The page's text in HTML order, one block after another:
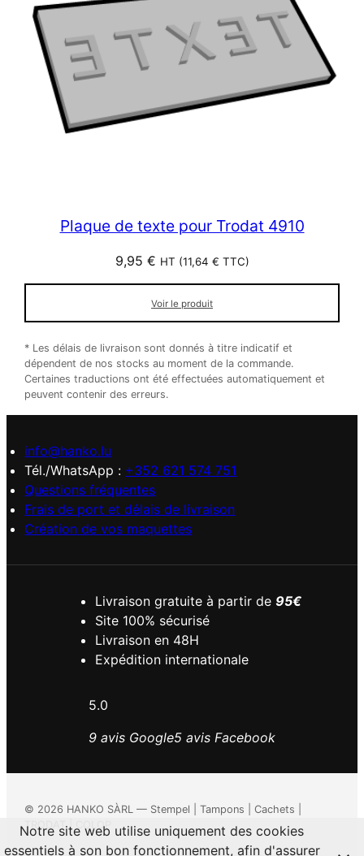
Plaque de texte pour Trodat 4910
9,95 € HT (11,64 € TTC)
Voir le produit
* Les délais de livraison sont donnés à titre indicatif et
dépendent de nos stocks au moment de la commande.
Certaines traductions ont été effectuées automatiquement et
peuvent contenir des erreurs.
info@hanko.lu
Tél./WhatsApp : +352 621 574 751
Questions fréquentes
Frais de port et délais de livraison
Création de vos maquettes
Livraison gratuite à partir de 95€
Site 100% sécurisé
Livraison en 48H
Expédition internationale
5.0
9 avis Google5 avis Facebook
© 2026 HANKO SÀRL — Stempel | Tampons | Cachets |
TRODAT | COLOP
Notre site web utilise uniquement des cookies
essentiels à son bon fonctionnement, afin d'assurer